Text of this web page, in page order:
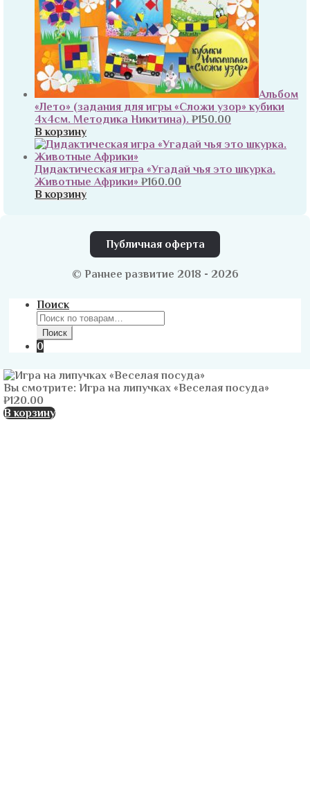
Альбом
«Лето» (задания для игры «Сложи узор» кубики
4х4см. Методика Никитина). ₽150.00
В корзину
Дидактическая игра «Угадай чья это шкурка.
Животные Африки» ₽160.00
В корзину
Публичная оферта
© Раннее развитие 2018 - 2026
Поиск
Искать:
Поиск
0
Вы смотрите: Игра на липучках «Веселая посуда»
₽120.00
В корзину